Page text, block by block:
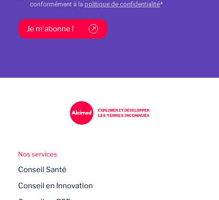
conformément à la politique de confidentialité*
Je m'abonne !
Nos services
Conseil Santé
Conseil en Innovation